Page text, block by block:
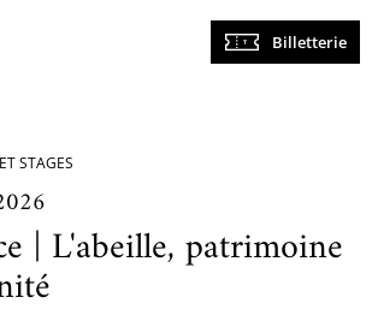
Navigation
principale
Billetterie
STAGES
| L'abeille, patrimoine